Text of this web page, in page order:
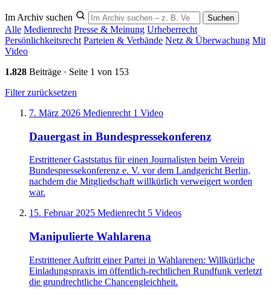
Im Archiv suchen Suchen
Alle Medienrecht Presse & Meinung Urheberrecht
Persönlichkeitsrecht Parteien & Verbände Netz & Überwachung Mit
Video
1.828 Beiträge · Seite 1 von 153
Filter zurücksetzen
7. März 2026 Medienrecht 1 Video
Dauergast in Bundespressekonferenz
Erstrittener Gaststatus für einen Journalisten beim Verein
Bundespressekonferenz e. V. vor dem Landgericht Berlin,
nachdem die Mitgliedschaft willkürlich verweigert worden
war.
15. Februar 2025 Medienrecht 5 Videos
Manipulierte Wahlarena
Erstrittener Auftritt einer Partei in Wahlarenen: Willkürliche
Einladungspraxis im öffentlich-rechtlichen Rundfunk verletzt
die grundrechtliche Chancengleichheit.